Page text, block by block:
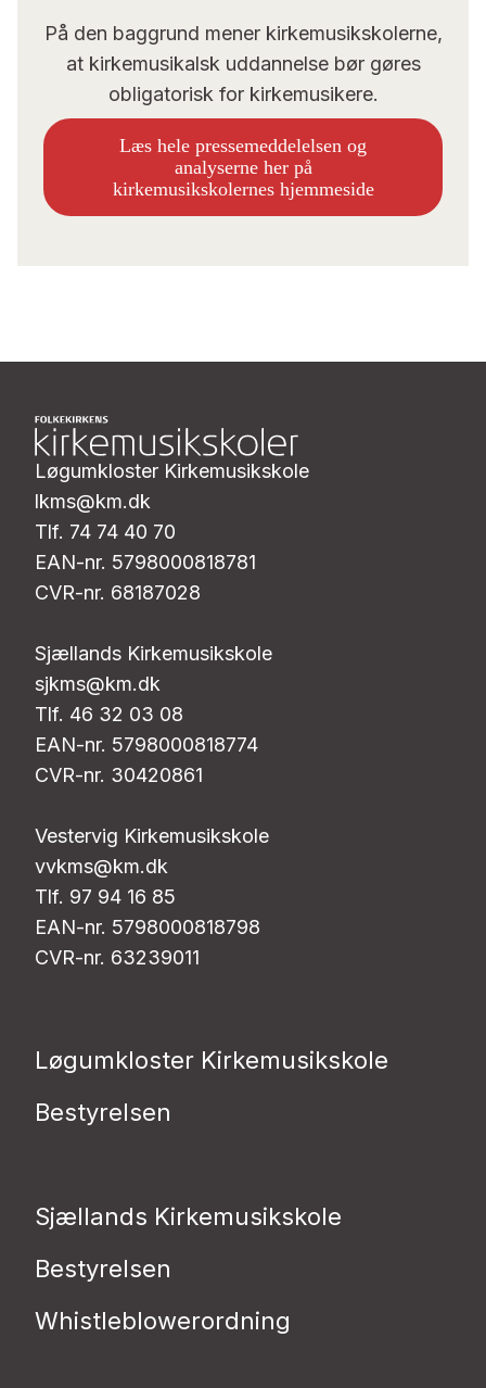
På den baggrund mener kirkemusikskolerne,
at kirkemusikalsk uddannelse bør gøres
obligatorisk for kirkemusikere.
Læs hele pressemeddelelsen og
analyserne her på
kirkemusikskolernes hjemmeside
Løgumkloster Kirkemusikskole
lkms@km.dk
Tlf. 74 74 40 70
EAN-nr. 5798000818781
CVR-nr. 68187028
Sjællands Kirkemusikskole
sjkms@km.dk
Tlf. 46 32 03 08
EAN-nr. 5798000818774
CVR-nr. 30420861
Vestervig Kirkemusikskole
vvkms@km.dk
Tlf. 97 94 16 85
EAN-nr. 5798000818798
CVR-nr. 63239011
Løgumkloster Kirkemusikskole
Bestyrelsen
Sjællands Kirkemusikskole
Bestyrelsen
Whistleblowerordning